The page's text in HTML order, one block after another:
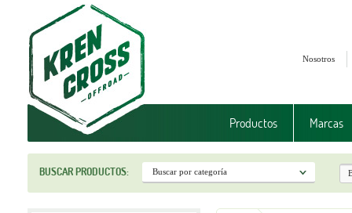
Nosotros
Productos Marcas
BUSCAR PRODUCTOS: